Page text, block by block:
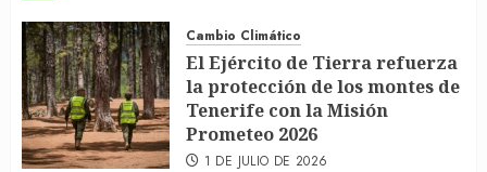
Cambio Climático
El Ejército de Tierra refuerza
la protección de los montes de
Tenerife con la Misión
Prometeo 2026
1 DE JULIO DE 2026